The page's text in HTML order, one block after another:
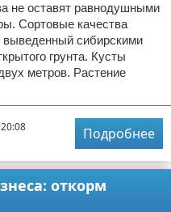
не оставят равнодушными
Сортовые качества
выведенный сибирскими
грунта. Кусты
метров. Растение
Подробнее
откорм